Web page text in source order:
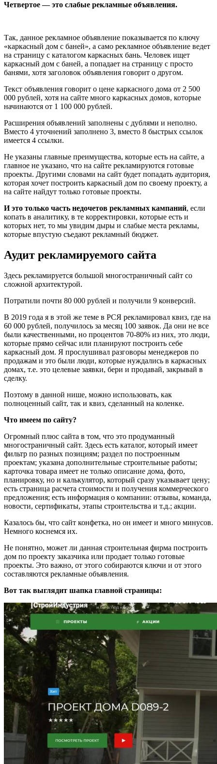
Четвертое — это слабые рекламные объявления.
Так, данное рекламное объявление показывается по ключу
«каркасный дом с баней», а само рекламное объявление ведет
на страницу с каталогом каркасных бань. Человек ищет
каркасный дом с баней, а попадает на страницу с просто
банями, хотя заголовок объявления говорит о другом.
Текст объявления говорит о цене каркасного дома от 2 500
000 рублей, хотя на сайте много каркасных домов, которые
начинаются от 1 100 000 рублей.
Расширения объявлений заполнены с дублями и неполно.
Вместо 4 уточнений заполнено 3, вместо 8 быстрых ссылок
имеется 4 ссылки.
Не указаны главные преимущества, которые есть на сайте, а
главное не указано, что на сайте рекламируются готовые
проекты. Другими словами на сайт будет попадать аудитория,
которая хочет построить каркасный дом по своему проекту, а
на сайте найдут только готовые проекты.
И это только часть недочетов рекламных кампаний, если
копать в аналитику, в те корректировки, которые есть и
которых нет, то мы увидим дыры и слабые места рекламы,
которые впустую съедают рекламный бюджет.
Аудит рекламируемого сайта
Здесь рекламируется большой многостраничный сайт со
сложной архитектурой.
Потратили почти 80 000 рублей и получили 9 конверсий.
В 2019 года я в этой же теме в РСЯ рекламировал квиз, где на
60 000 рублей, получилось за месяц 100 заявок. Да они не все
были качественными, но процентов 70-80% из них, это люди,
которые прямо сейчас или планируют построить себе
каркасный дом. Я прослушивал разговоры менеджеров по
продажам и это были люди, которые нуждались в каркасных
домах, т.е. это целевые заявки, бери и продавай, закрывай в
сделку.
Поэтому в данной нише, можно использовать, как
полноценный сайт, так и квиз, сделанный на коленке.
Что имеем по сайту?
Огромный плюс сайта в том, что это продуманный
многостраничный сайт. Здесь есть каталог, который имеет
фильтр по разных позициям; раздел по построенным
проектам; указана дополнительные строительные работы;
карточка товара имеет не только описание дома, фото,
планировку, но и калькулятор, который сразу указывает цену;
есть страница расчета стоимости и получения коммерческого
предложения; есть информация о компании: отзывы, команда,
новости, сертификаты, этапы строительства и т.д.; акции.
Казалось бы, что сайт конфетка, но он имеет и много минусов.
Немного коснемся их.
Не понятно, может ли данная строительная фирма построить
дом по проекту заказчика или продает только готовые
проекты. Это важно, от этого собираются ключи и от этого
составляются рекламные объявления.
Вот так выглядит шапка главной страницы: